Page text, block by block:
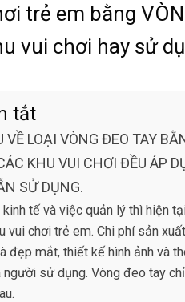
trẻ em bằng
vui chơi hay sử
tắt
VỀ LOẠI VÒNG ĐEO TAY
KHU VUI CHƠI ĐỀU ÁP
SỬ DỤNG.
tế và việc quản lý thì hiện
vui chơi trẻ em. Chi phí sản
đẹp mắt, thiết kế hình ảnh và
người sử dụng. Vòng đeo tay